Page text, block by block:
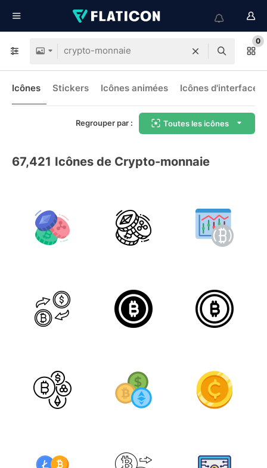
0
Icônes Stickers Icônes animées Icônes d'interface
Regrouper par : Toutes les icônes
67,421 Icônes de Crypto-monnaie